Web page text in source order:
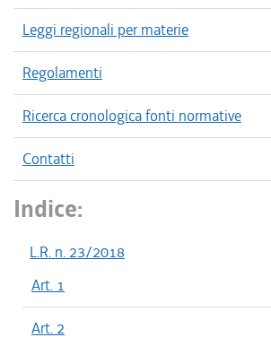
Leggi regionali per materie
Regolamenti
Ricerca cronologica fonti normative
Contatti
Indice:
L.R. n. 23/2018
Art. 1
Art. 2